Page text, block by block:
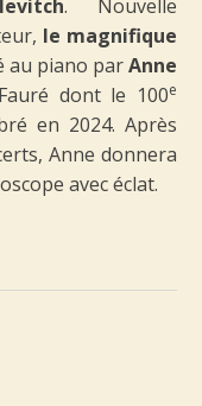
. Nouvelle
le magnifique
au piano parAnne
dont le 100e
en 2024. Après
Anne donnera
avec éclat.